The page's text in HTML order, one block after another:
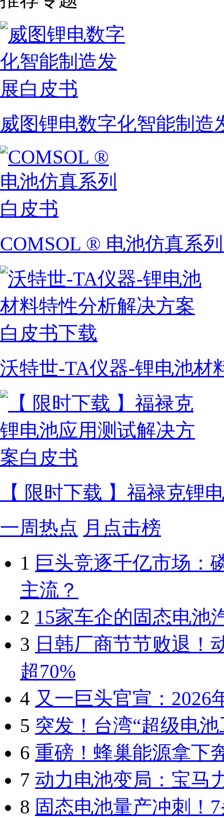
威图锂电数字化智能制造
COMSOL ® 电池仿真系
沃特世-TA仪器-锂电池材
【 限时下载 】福禄克锂
一周热点 月点击榜
1 巨头竞逐千亿市场：
主流？
2 15家车企的固态电池
3 日韩厂商节节败退！
超70%
4 又一巨头官宣：2026
5 突发！台湾“超级电
6 重磅！蜂巢能源拿下
7 动力电池变局：宝马
8 固态电池量产冲刺！